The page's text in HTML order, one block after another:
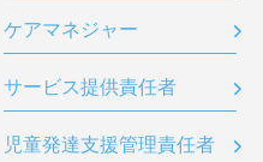
ケアマネジャー
サービス提供責任者
児童発達支援管理責任者